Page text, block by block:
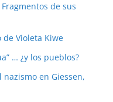
de sus
Violeta Kiwe
… ¿y los pueblos?
en Giessen,